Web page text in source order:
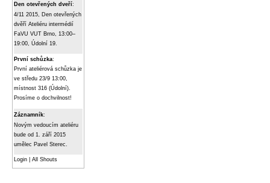
Den otevřených dveří:
4/11 2015, Den otevřených
dvěří Ateliéru intermédií
FaVU VUT Brno, 13:00–
19:00, Údolní 19.
První schůzka:
První ateliérová schůzka je
ve středu 23/9 13:00,
místnost 316 (Údolní).
Prosíme o dochvilnost!
Záznamník:
Novým vedoucím ateliéru
bude od 1. září 2015
umělec Pavel Sterec.
Login All Shouts